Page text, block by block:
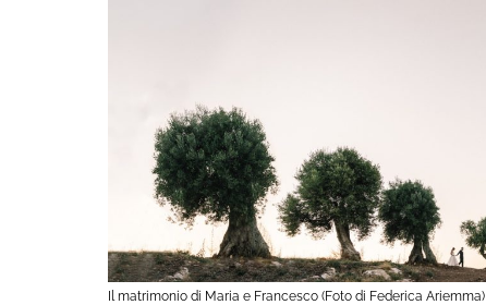
Il matrimonio di Maria e Francesco (Foto di Federica Ariemma)